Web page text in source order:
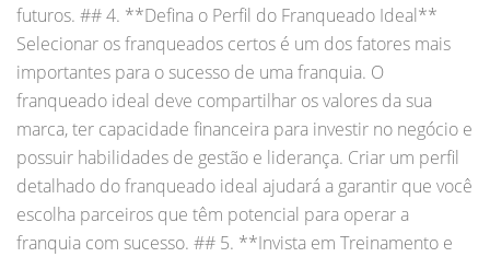
futuros. ## 4. **Defina o Perfil do Franqueado Ideal**
Selecionar os franqueados certos é um dos fatores mais
importantes para o sucesso de uma franquia. O
franqueado ideal deve compartilhar os valores da sua
marca, ter capacidade financeira para investir no negócio e
possuir habilidades de gestão e liderança. Criar um perfil
detalhado do franqueado ideal ajudará a garantir que você
escolha parceiros que têm potencial para operar a
franquia com sucesso. ## 5. **Invista em Treinamento e